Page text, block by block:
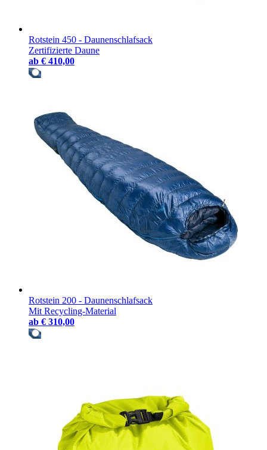
Rotstein 450 - Daunenschlafsack
Zertifizierte Daune
ab € 410,00
Rotstein 200 - Daunenschlafsack
Mit Recycling-Material
ab € 310,00